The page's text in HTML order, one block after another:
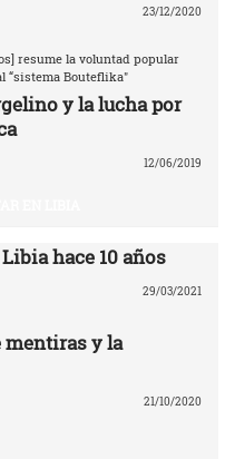
23/12/2020
resume la voluntad popular
“sistema Bouteflika"
y la lucha por
12/06/2019
‎hace 10 años‎
29/03/2021
mentiras y la
21/10/2020